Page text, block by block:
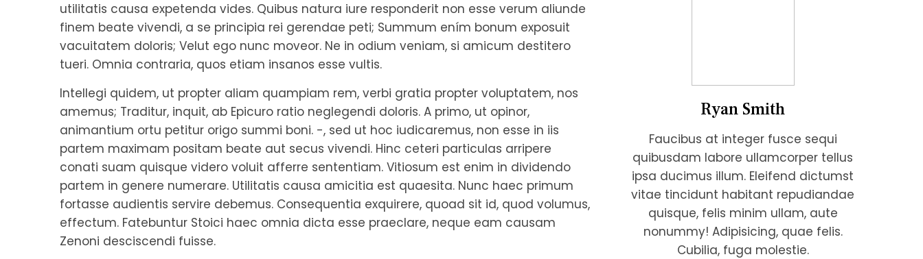
utilitatis causa expetenda vides. Quibus natura iure responderit non esse verum aliunde
finem beate vivendi, a se principia rei gerendae peti; Summum ením bonum exposuit
vacuitatem doloris; Velut ego nunc moveor. Ne in odium veniam, si amicum destitero
tueri. Omnia contraria, quos etiam insanos esse vultis.
Intellegi quidem, ut propter aliam quampiam rem, verbi gratia propter voluptatem, nos
amemus; Traditur, inquit, ab Epicuro ratio neglegendi doloris. A primo, ut opinor,
animantium ortu petitur origo summi boni. -, sed ut hoc iudicaremus, non esse in iis
partem maximam positam beate aut secus vivendi. Hinc ceteri particulas arripere
conati suam quisque videro voluit afferre sententiam. Vitiosum est enim in dividendo
partem in genere numerare. Utilitatis causa amicitia est quaesita. Nunc haec primum
fortasse audientis servire debemus. Consequentia exquirere, quoad sit id, quod volumus,
effectum. Fatebuntur Stoici haec omnia dicta esse praeclare, neque eam causam
Zenoni desciscendi fuisse.
Ryan Smith
Faucibus at integer fusce sequi
quibusdam labore ullamcorper tellus
ipsa ducimus illum. Eleifend dictumst
vitae tincidunt habitant repudiandae
quisque, felis minim ullam, aute
nonummy! Adipisicing, quae felis.
Cubilia, fuga molestie.